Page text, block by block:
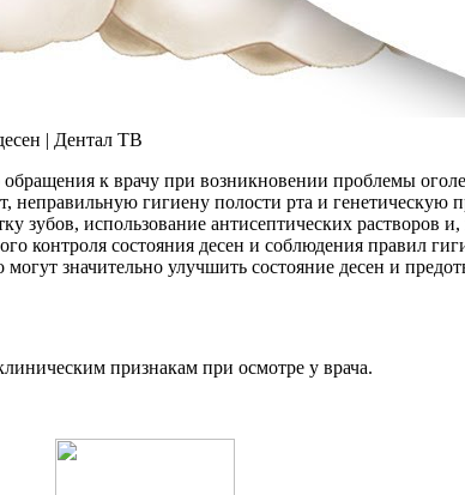
| Дентал ТВ
к врачу при возникновении проблемы
гигиену полости рта и генетическую
использование антисептических растворов и,
контроля состояния десен и соблюдения правил
значительно улучшить состояние десен и
признакам при осмотре у врача.